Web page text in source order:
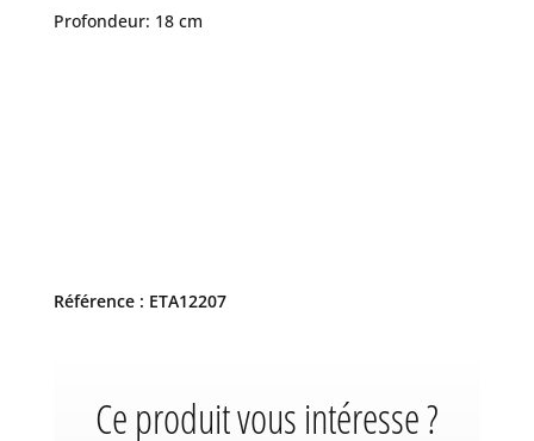
Profondeur: 18 cm
Référence : ETA12207
Ce produit vous intéresse ?